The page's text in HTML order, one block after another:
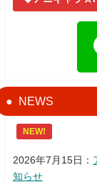
NEWS
NEW!
2026年7月15日：
知らせ